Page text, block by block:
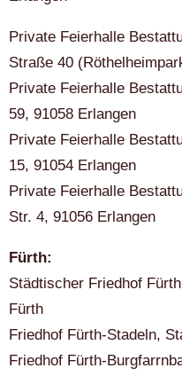
Private Feierhalle
Straße 40
Private Feierhalle
59, 91058 Erlangen
Private Feierhalle
15, 91054 Erlangen
Private Feierhalle
Str. 4, 91056 Erlangen
Fürth:
Städtischer Friedhof
Fürth
Friedhof Fürth-Stadeln,
Friedhof Fürth-